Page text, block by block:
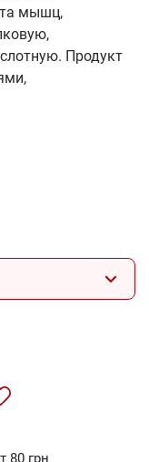
мышц,
Продукт
80 грн